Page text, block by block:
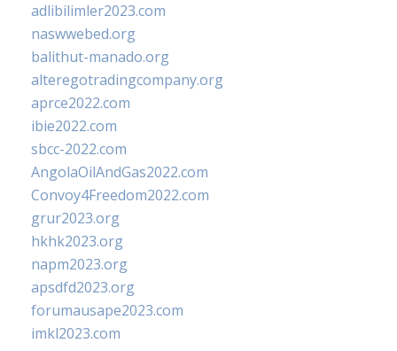
adlibilimler2023.com
naswwebed.org
balithut-manado.org
alteregotradingcompany.org
aprce2022.com
ibie2022.com
sbcc-2022.com
AngolaOilAndGas2022.com
Convoy4Freedom2022.com
grur2023.org
hkhk2023.org
napm2023.org
apsdfd2023.org
forumausape2023.com
imkl2023.com